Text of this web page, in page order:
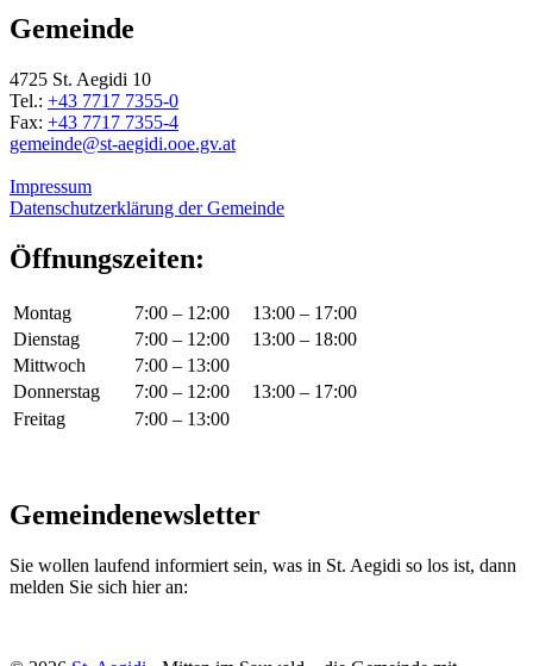
Gemeinde
4725 St. Aegidi 10
Tel.: +43 7717 7355-0
Fax: +43 7717 7355-4
gemeinde@st-aegidi.ooe.gv.at
Impressum
Datenschutzerklärung der Gemeinde
Öffnungszeiten:
Montag 7:00 – 12:00
13:00 – 17:00
Dienstag
7:00 – 12:00
13:00 – 18:00
Mittwoch
7:00 – 13:00
Donnerstag
7:00 – 12:00
13:00 – 17:00
Freitag
7:00 – 13:00
Gemeindenewsletter
Sie wollen laufend informiert sein, was in St. Aegidi so los ist, dann
melden Sie sich hier an: